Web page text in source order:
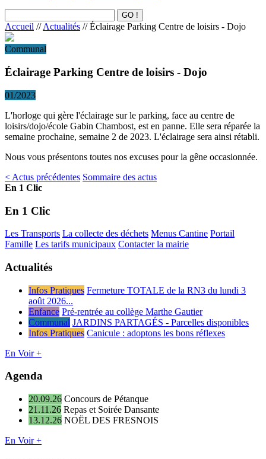
Accueil //Actualités // Éclairage Parking Centre de loisirs - Dojo
Communal
Éclairage Parking Centre de loisirs - Dojo
01/2023
L'horloge qui gère l'éclairage sur le parking, face au centre de
loisirs/dojo/école Gabin Chambost, est en panne. Elle sera réparée la
semaine prochaine, semaine 2 de 2023. L'éclairage sera ainsi rétabli.
Nous vous présentons toutes nos excuses pour la gêne occasionnée.
< Actus précédentes Sommaire des actus
En 1 Clic
En 1 Clic
Les Transports La collecte des déchets Menus Cantine Portail
Famille Les tarifs municipaux Contacter la mairie
Actualités
Infos Pratiques Fermeture TOTALE de la RN3 du lundi 3
août 2026...
Enfance Pré-rentrée au collège Marthe Gautier
Communal JARDINS PARTAGÉS - Parcelles disponibles
Infos Pratiques Canicule : adoptons les bons réflexes
En Voir +
Agenda
20.09.26 Concours de Pétanque
21.11.26 Repas et Soirée Dansante
13.12.26 NOËL DES FRESNOIS
En Voir +